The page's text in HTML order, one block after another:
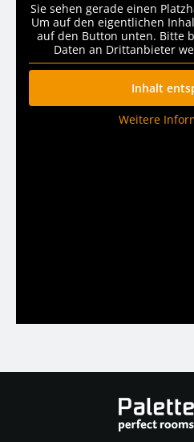
Sie sehen gerade einen
Um auf den eigentlichen
auf den Button unten. Bitte
Daten an Drittanbieter
Inhalt
Weitere